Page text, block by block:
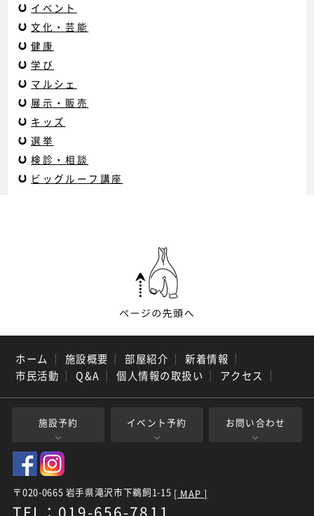
イベント
文化・芸能
健康
学び
マルシェ
展示・販売
キッズ
選挙
検診・相談
ビッグルーフ講座
ホーム ｜ 施設概要 ｜ 部屋紹介 ｜ 新着情報 ｜
市民活動 ｜ Q&A ｜ 個人情報の取扱い ｜ アクセス ｜
施設予約 イベント予約 お問い合わせ
〒020-0665 岩手県滝沢市下鵜飼1-15 [ MAP ]